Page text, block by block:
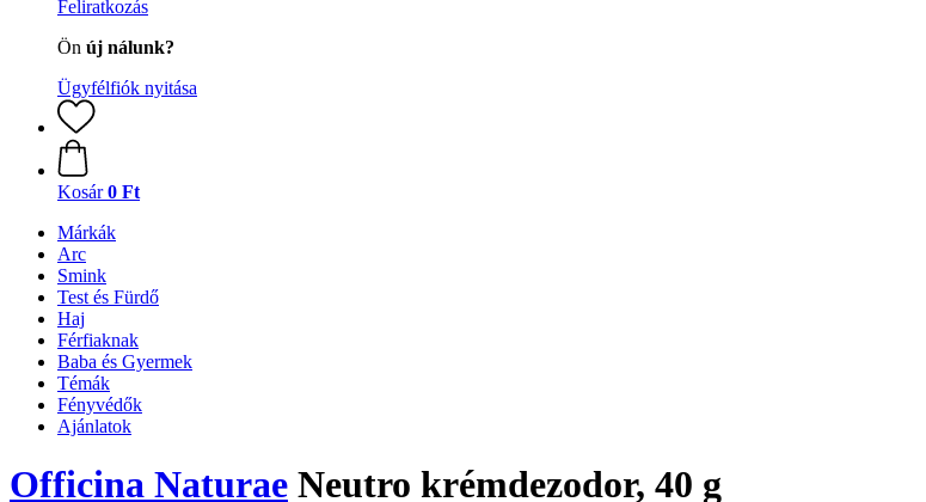
Feliratkozás
Ön új nálunk?
Ügyfélfiók nyitása
Kosár 0 Ft
Márkák
Arc
Smink
Test és Fürdő
Haj
Férfiaknak
Baba és Gyermek
Témák
Fényvédők
Ajánlatok
Officina Naturae Neutro krémdezodor, 40 g